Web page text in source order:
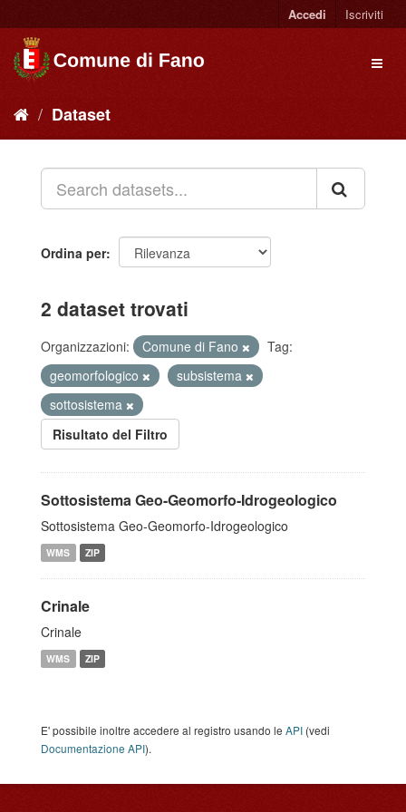
Accedi Iscriviti
Dataset
Ordina per
2 dataset trovati
Organizzazioni: Comune di Fano
Tag:
geomorfologico
subsistema
sottosistema
Risultato del Filtro
Sottosistema Geo-Geomorfo-Idrogeologico
Sottosistema Geo-Geomorfo-Idrogeologico
WMS ZIP
Crinale
Crinale
WMS ZIP
E' possibile inoltre accedere al registro usando le API (vedi
Documentazione API).